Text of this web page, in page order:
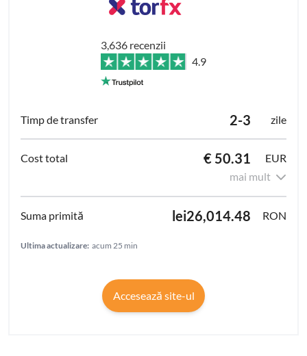
3,636 recenzii
4.9
2-3 zile
€ 50.31
EUR
mai mult
lei26,014.48 RON
Ultima actualizare: acum 25 min
Accesează site-ul